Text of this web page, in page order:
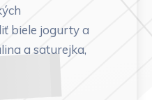
biele jogurty a
a saturejka,